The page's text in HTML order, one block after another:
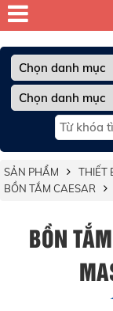
SẢN PHẨM THIẾT
BỒN TẮM CAESAR
BỒN